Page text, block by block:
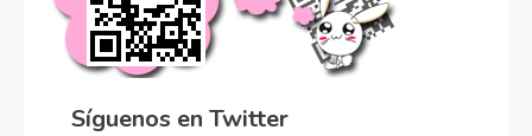
Síguenos en Twitter